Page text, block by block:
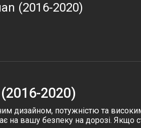
(2016-2020)
2020)
дизайном, потужністю та
на вашу безпеку на дорозі. Якщо